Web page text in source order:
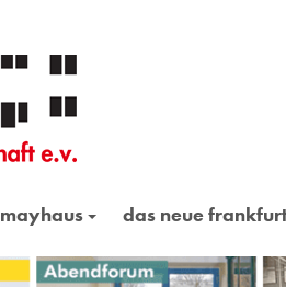
mayhaus das neue frankfurt